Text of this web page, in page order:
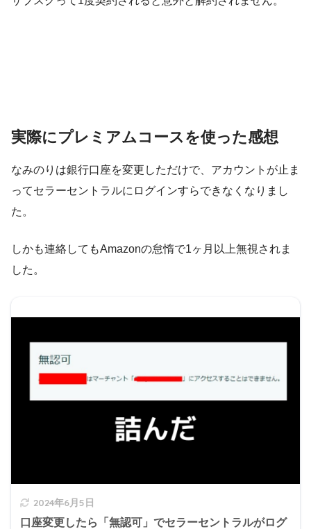
実際にプレミアムコースを使った感想
なみのりは銀行口座を変更しただけで、アカウントが止ま
ってセラーセントラルにログインすらできなくなりまし
た。
しかも連絡してもAmazonの怠惰で1ヶ月以上無視されま
した。
2024年6月5日
口座変更したら「無認可」でセラーセントラルがログ